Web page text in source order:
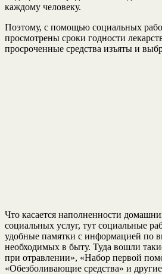
каждому человеку.
Поэтому, с помощью социальных
просмотрены сроки годности
просроченные средства изъяты и
Что касается наполненности
социальных услуг, тут социальные
удобные памятки с информацией по
необходимых в быту. Туда вошли
при отравлении», «Набор первой
«Обезболивающие средства» и